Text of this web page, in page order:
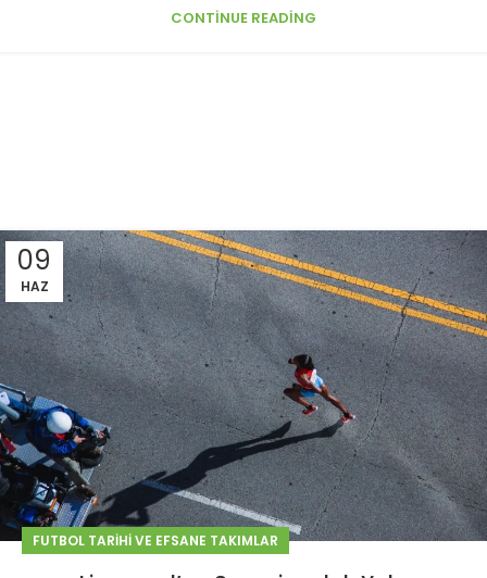
CONTINUE READING
09
HAZ
FUTBOL TARIHI VE EFSANE TAKIMLAR